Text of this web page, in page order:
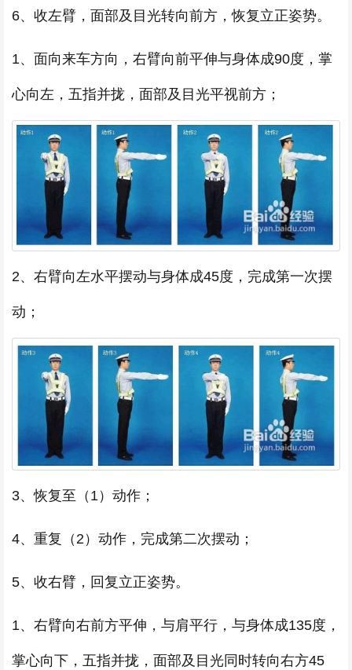
6、收左臂，面部及目光转向前方，恢复立正姿势。
1、面向来车方向，右臂向前平伸与身体成90度，掌
心向左，五指并拢，面部及目光平视前方；
2、右臂向左水平摆动与身体成45度，完成第一次摆
动；
3、恢复至（1）动作；
4、重复（2）动作，完成第二次摆动；
5、收右臂，回复立正姿势。
1、右臂向右前方平伸，与肩平行，与身体成135度，
掌心向下，五指并拢，面部及目光同时转向右方45